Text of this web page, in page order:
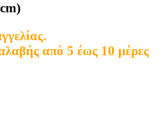
από 5 έως 10 μέρες